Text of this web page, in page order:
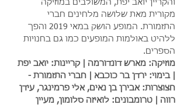
והקריין יואב יפת, המשולבים במוזיקה
מקורית מאת שלושה מלחינים חברי
התזמורת. המופע הושק במאי 2019 והפך
ללהיט באולמות המופעים כמו גם בחנויות
הספרים.
מוזיקה: מארש דונדורמה | קריינות: יואב יפת
| בימוי: ירדן בר כוכבא | חברי התזמורת -
חצוצרות: אבירן בן נאים, אלי פרמינגר, עידן
רווה | טרומבונים: לואיזה סלומון, מעיין